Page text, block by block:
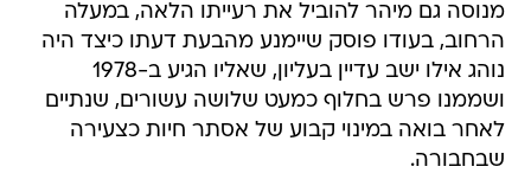
מנוסה גם מיהר להוביל את רעייתו הלאה, במעלה
הרחוב, בעודו פוסק שיימנע מהבעת דעתו כיצד היה
נוהג אילו ישב עדיין בעליון, שאליו הגיע ב-1978
ושממנו פרש בחלוף כמעט שלושה עשורים, שנתיים
לאחר בואה במינוי קבוע של אסתר חיות כצעירה
שבחבורה.